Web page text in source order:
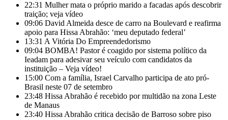
22:31 Mulher mata o próprio marido a facadas após descobrir
traição; veja vídeo
09:06 David Almeida desce de carro na Boulevard e reafirma
apoio para Hissa Abrahão: ‘meu deputado federal’
13:31 A Vitória Do Empreendedorismo
09:04 BOMBA! Pastor é coagido por sistema político da
Ieadam para adesivar seu veículo com candidatos da
instituição – Veja vídeo!
15:00 Com a família, Israel Carvalho participa de ato pró-
Brasil neste 07 de setembro
23:48 Hissa Abrahão é recebido por multidão na zona Leste
de Manaus
23:40 Hissa Abrahão critica decisão de Barroso sobre piso